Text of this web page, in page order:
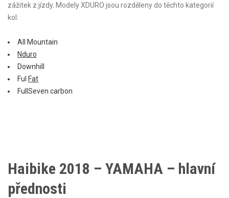
zážitek z jízdy. Modely XDURO jsou rozděleny do těchto kategorií
kol:
All Mountain
Nduro
Downhill
Ful Fat
FullSeven carbon
Haibike 2018 – YAMAHA – hlavní
přednosti